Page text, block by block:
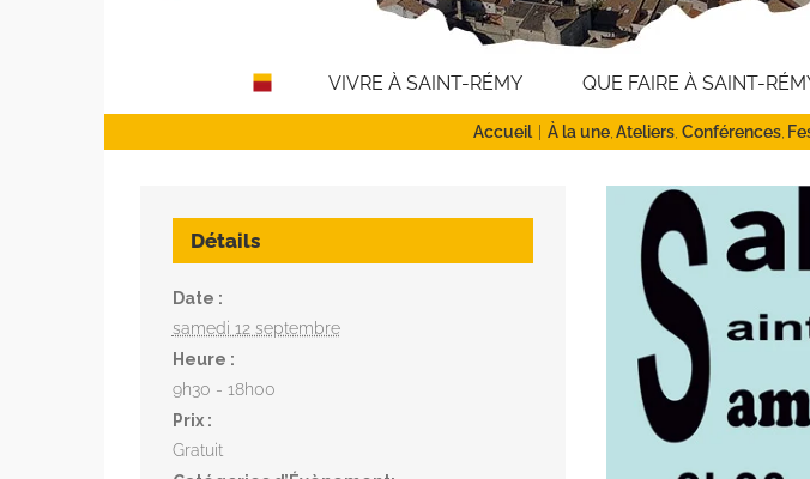
VIVRE À SAINT-RÉMY QUE FAIRE À SAINT-
Accueil À la une Ateliers Conférences
Détails
Date :
samedi 12 septembre
Heure :
9h30 - 18h00
Prix :
Gratuit